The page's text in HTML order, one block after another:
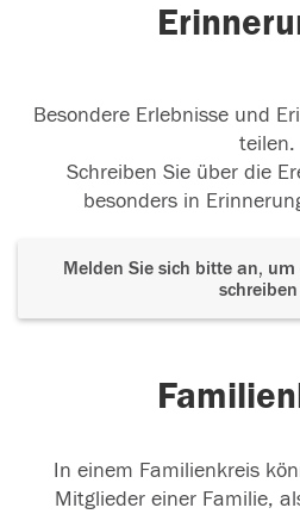
Besondere Erlebnisse und
teilen.
Schreiben Sie über die
besonders in
Melden Sie sich bitte an,
schreiben
In einem Familienkreis
Mitglieder einer Familie,